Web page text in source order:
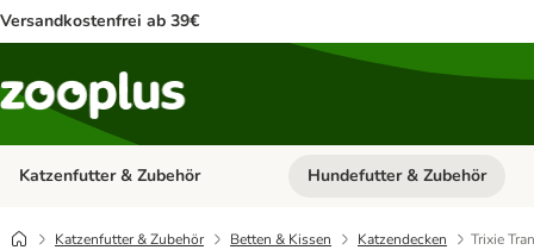
Versandkostenfrei ab 39€
Katzenfutter & Zubehör Kategorie-Menü öffnen:
Hundefutter & Zubehör
Katzenfutter & Zubehör Betten & Kissen Katzendecken Trixie